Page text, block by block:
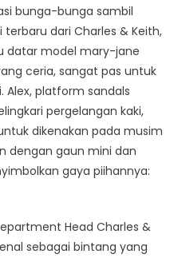
bunga-bunga sambil
dari Charles & Keith,
datar model mary-jane
ceria, sangat pas untuk
platform sandals
pergelangan kaki,
dikenakan pada musim
dengan gaun mini dan
gaya piihannya:
Head Charles &
sebagai bintang yang